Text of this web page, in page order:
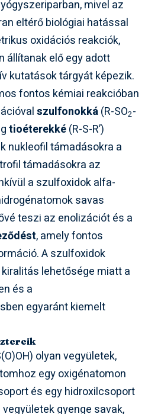
mivel az
eltérő biológiai hatással
oxidációs reakciók,
állítanak elő egy adott
kutatások tárgyát képezik.
fontos kémiai reakcióban
szulfonokká(R-SO2-
tioéterekké(R-S-R’)
nukleofil támadásokra a
támadásokra az
a szulfoxidok alfa-
savas
teszi az enolizációt és a
, amely fontos
A szulfoxidok
lehetősége miatt a
és a
egyaránt kiemelt
olyan vegyületek,
egy oxigénatomon
és egy hidroxilcsoport
gyenge savak,